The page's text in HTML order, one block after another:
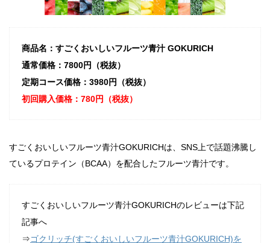
商品名：すごくおいしいフルーツ青汁 GOKURICH
通常価格：7800円（税抜）
定期コース価格：3980円（税抜）
初回購入価格：780円（税抜）
すごくおいしいフルーツ青汁GOKURICHは、SNS上で話題沸騰し
ているプロテイン（BCAA）を配合したフルーツ青汁です。
すごくおいしいフルーツ青汁GOKURICHのレビューは下記
記事へ
⇒ゴクリッチ(すごくおいしいフルーツ青汁GOKURICH)を